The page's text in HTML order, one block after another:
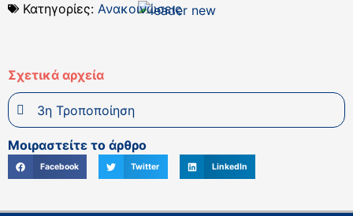
Κατηγορίες: Ανακοινώσεις
Σχετικά αρχεία
3η Τροποποίηση
Μοιραστείτε το άρθρο
Facebook Twitter LinkedIn